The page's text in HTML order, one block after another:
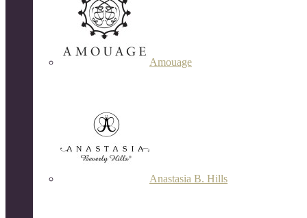
Amouage
Anastasia B. Hills